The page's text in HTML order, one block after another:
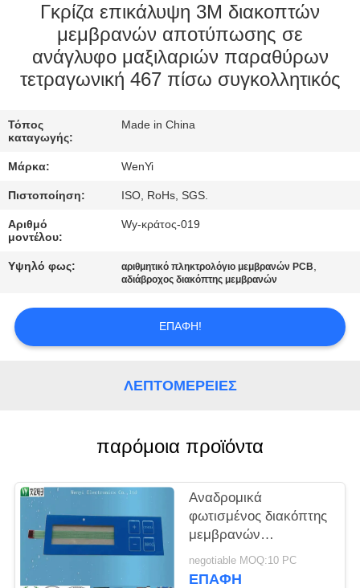
ΠΟΙΟΤΙΚΌΣ
ΈΛΕΓΧΟΣ
ΕΛΆΤΕ
ΣΕ
ΕΠΑΦΉ
ΖΗΤΉΣΤΕ
ΑΠΌΣΠΑΣΜΑ
Γκρίζα επικάλυψη 3M διακοπτών
μεμβρανών αποτύπωσης σε
ανάγλυφο μαξιλαριών παραθύρων
τετραγωνική 467 πίσω συγκολλητικός
Τόπος
καταγωγής:
Made in China
Μάρκα: WenYi
Πιστοποίηση: ISO, RoHs, SGS.
Αριθμό
μοντέλου:
Wy-κράτος-019
Υψηλό φως: αριθμητικό πληκτρολόγιο μεμβρανών PCB,
αδιάβροχος διακόπτης μεμβρανών
ΕΠΑΦΉ!
ΛΕΠΤΟΜΈΡΕΙΕΣ
παρόμοια προϊόντα
Αναδρομικά
φωτισμένος διακόπτης
μεμβρανών
αποτύπωσης σε
ανάγλυφο FPC των
negotiable MOQ:10 PC
ΕΠΑΦΉ